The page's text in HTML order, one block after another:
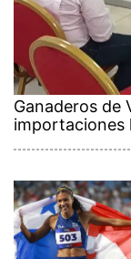
Ganaderos de
importaciones